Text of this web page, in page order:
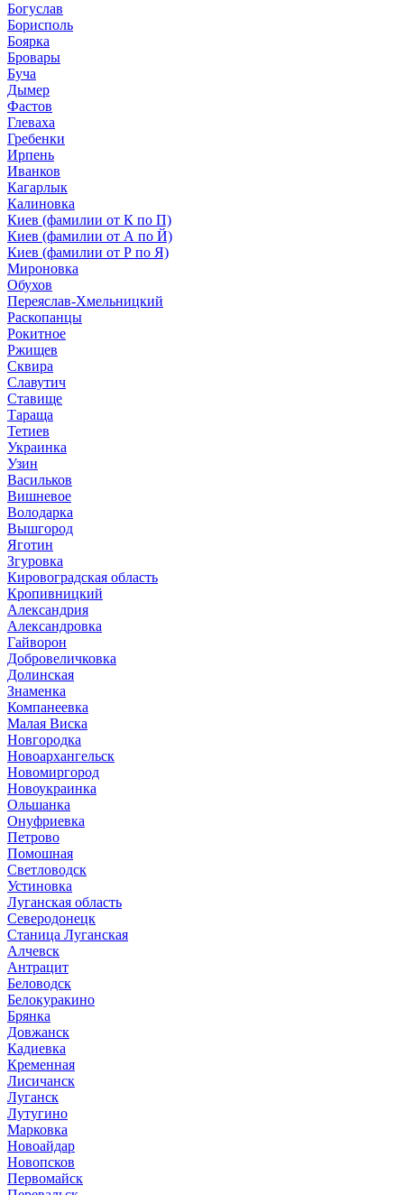
Богуслав
Борисполь
Боярка
Бровары
Буча
Дымер
Фастов
Глеваха
Гребенки
Ирпень
Иванков
Кагарлык
Калиновка
Киев (фамилии от К по П)
Киев (фамилии от А по Й)
Киев (фамилии от Р по Я)
Мироновка
Обухов
Переяслав-Хмельницкий
Раскопанцы
Рокитное
Ржищев
Сквира
Славутич
Ставище
Тараща
Тетиев
Украинка
Узин
Васильков
Вишневое
Володарка
Вышгород
Яготин
Згуровка
Кировоградская область
Кропивницкий
Александрия
Александровка
Гайворон
Добровеличковка
Долинская
Знаменка
Компанеевка
Малая Виска
Новгородка
Новоархангельск
Новомиргород
Новоукраинка
Ольшанка
Онуфриевка
Петрово
Помошная
Светловодск
Устиновка
Луганская область
Северодонецк
Станица Луганская
Алчевск
Антрацит
Беловодск
Белокуракино
Брянка
Довжанск
Кадиевка
Кременная
Лисичанск
Луганск
Лутугино
Марковка
Новоайдар
Новопсков
Первомайск